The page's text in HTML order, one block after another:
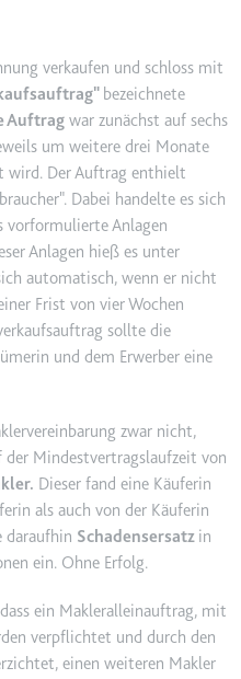
des Besuchers
den Besucher
und Marketingkanäle
um Daten zu
den Besucher
und Marketingkanäle
eindeutige ID, um
Videos von
der Benutzer
zu behalten.
verkaufen und schloss mit
bezeichnete
Auftrag war zunächst auf sechs
um weitere drei Monate
wird. Der Auftrag enthielt
Dabei handelte es sich
vorformulierte Anlagen
Anlagen hieß es unter
automatisch, wenn er nicht
Frist von vier Wochen
sollte die
und dem Erwerber eine
zwar nicht,
Mindestvertragslaufzeit von
Dieser fand eine Käuferin
als auch von der Käuferin
daraufhin Schadensersatz in
ein. Ohne Erfolg.
ein Makleralleinauftrag, mit
verpflichtet und durch den
einen weiteren Makler